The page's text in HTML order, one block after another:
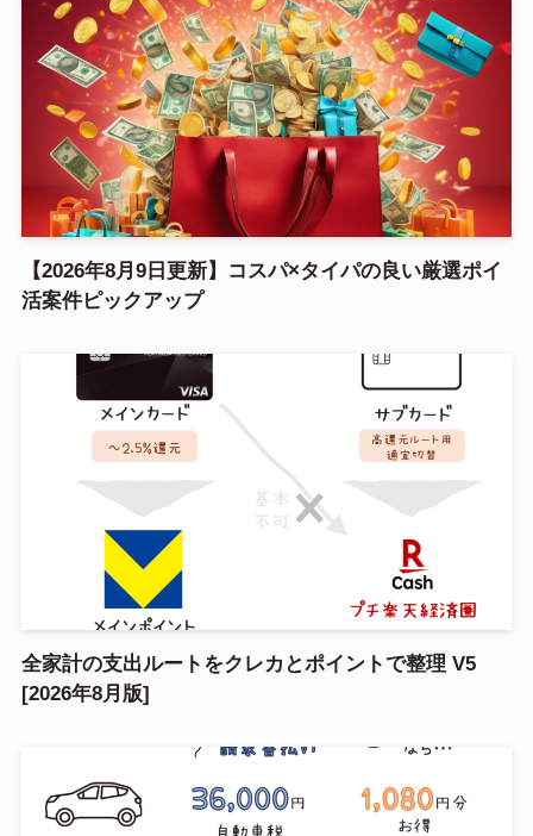
【2026年8月9日更新】コスパ×タイパの良い厳選ポイ
活案件ピックアップ
全家計の支出ルートをクレカとポイントで整理 V5
[2026年8月版]